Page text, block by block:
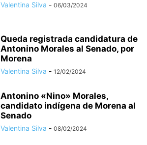
Valentina Silva - 06/03/2024
Queda registrada candidatura de
Antonino Morales al Senado, por
Morena
Valentina Silva - 12/02/2024
Antonino «Nino» Morales,
candidato indígena de Morena al
Senado
Valentina Silva - 08/02/2024